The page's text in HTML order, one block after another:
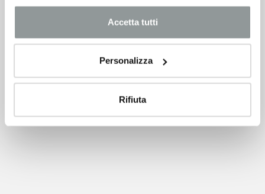
Accetta tutti
Personalizza
Rifiuta